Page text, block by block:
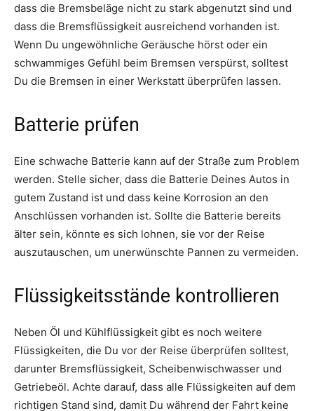
dass die Bremsbeläge nicht zu stark abgenutzt sind und
dass die Bremsflüssigkeit ausreichend vorhanden ist.
Wenn Du ungewöhnliche Geräusche hörst oder ein
schwammiges Gefühl beim Bremsen verspürst, solltest
Du die Bremsen in einer Werkstatt überprüfen lassen.
Batterie prüfen
Eine schwache Batterie kann auf der Straße zum Problem
werden. Stelle sicher, dass die Batterie Deines Autos in
gutem Zustand ist und dass keine Korrosion an den
Anschlüssen vorhanden ist. Sollte die Batterie bereits
älter sein, könnte es sich lohnen, sie vor der Reise
auszutauschen, um unerwünschte Pannen zu vermeiden.
Flüssigkeitsstände kontrollieren
Neben Öl und Kühlflüssigkeit gibt es noch weitere
Flüssigkeiten, die Du vor der Reise überprüfen solltest,
darunter Bremsflüssigkeit, Scheibenwischwasser und
Getriebeöl. Achte darauf, dass alle Flüssigkeiten auf dem
richtigen Stand sind, damit Du während der Fahrt keine